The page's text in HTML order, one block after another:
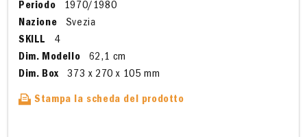
Periodo
1970/1980
Nazione
Svezia
SKILL
4
Dim. Modello
62,1 cm
Dim. Box
373 x 270 x 105 mm
Stampa la scheda del prodotto